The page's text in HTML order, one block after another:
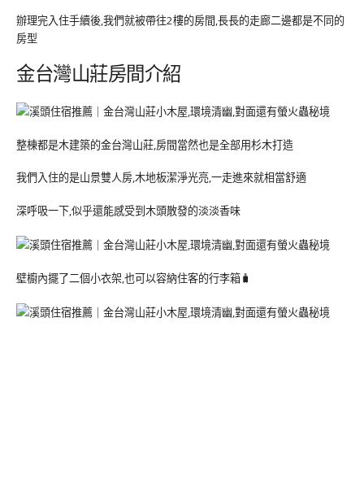
辦理完入住手續後,我們就被帶往2樓的房間,長長的走廊二邊都是不同的
房型
金台灣山莊房間介紹
整棟都是木建築的金台灣山莊,房間當然也是全部用杉木打造
我們入住的是山景雙人房,木地板潔淨光亮,一走進來就相當舒適
深呼吸一下,似乎還能感受到木頭散發的淡淡香味
壁櫥內擺了二個小衣架,也可以容納住客的行李箱🧳